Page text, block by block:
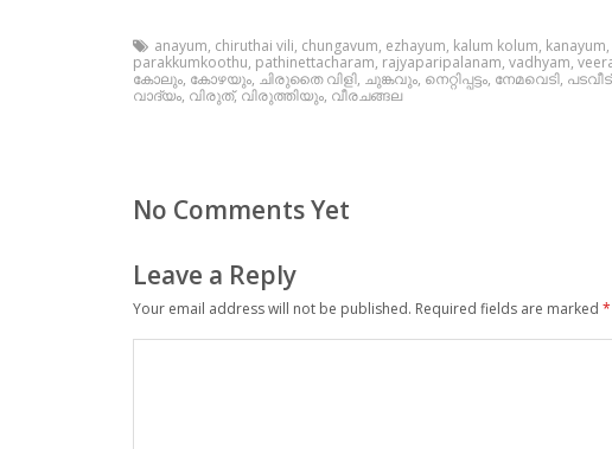
anayum, chiruthai vili, chungavum, ezhayum, kalum kolum, kanayum,
parakkumkoothu, pathinettacharam, rajyaparipalanam, vadhyam,
കോലും, കോഴയും, ചിരുതൈ വിളി, ചുങ്കവും, നെറ്റിപ്പട്ടം, നേമവെടി, പടവീട്
വാദ്യം, വിരുത്, വിരുത്തിയും, വീരചങ്ങല
No Comments Yet
Leave a Reply
Your email address will not be published. Required fields are marked *